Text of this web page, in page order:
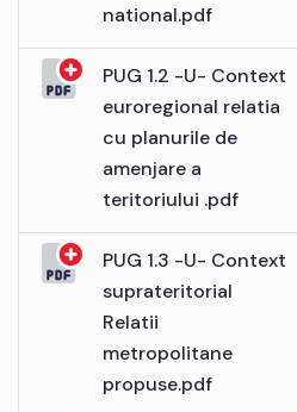
national.pdf
PUG 1.2 -U- Context
euroregional relatia
cu planurile de
amenjare a
teritoriului .pdf
PUG 1.3 -U- Context
suprateritorial
Relatii
metropolitane
propuse.pdf